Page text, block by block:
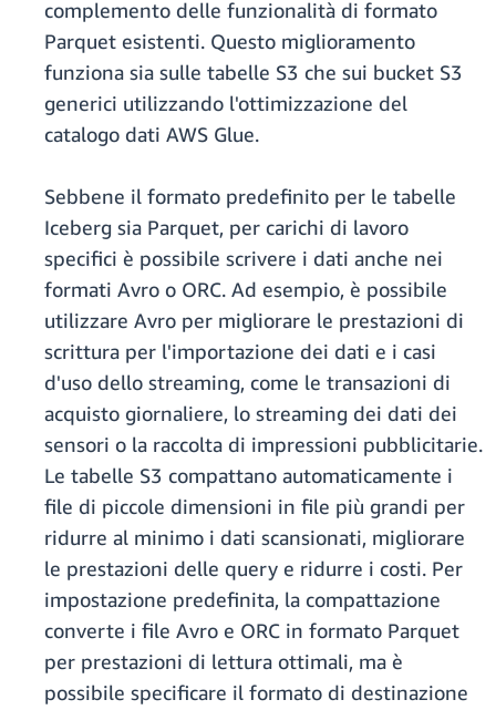
complemento delle funzionalità di formato
Parquet esistenti. Questo miglioramento
funziona sia sulle tabelle S3 che sui bucket S3
generici utilizzando l'ottimizzazione del
catalogo dati AWS Glue.
Sebbene il formato predefinito per le tabelle
Iceberg sia Parquet, per carichi di lavoro
specifici è possibile scrivere i dati anche nei
formati Avro o ORC. Ad esempio, è possibile
utilizzare Avro per migliorare le prestazioni di
scrittura per l'importazione dei dati e i casi
d'uso dello streaming, come le transazioni di
acquisto giornaliere, lo streaming dei dati dei
sensori o la raccolta di impressioni pubblicitarie.
Le tabelle S3 compattano automaticamente i
file di piccole dimensioni in file più grandi per
ridurre al minimo i dati scansionati, migliorare
le prestazioni delle query e ridurre i costi. Per
impostazione predefinita, la compattazione
converte i file Avro e ORC in formato Parquet
per prestazioni di lettura ottimali, ma è
possibile specificare il formato di destinazione